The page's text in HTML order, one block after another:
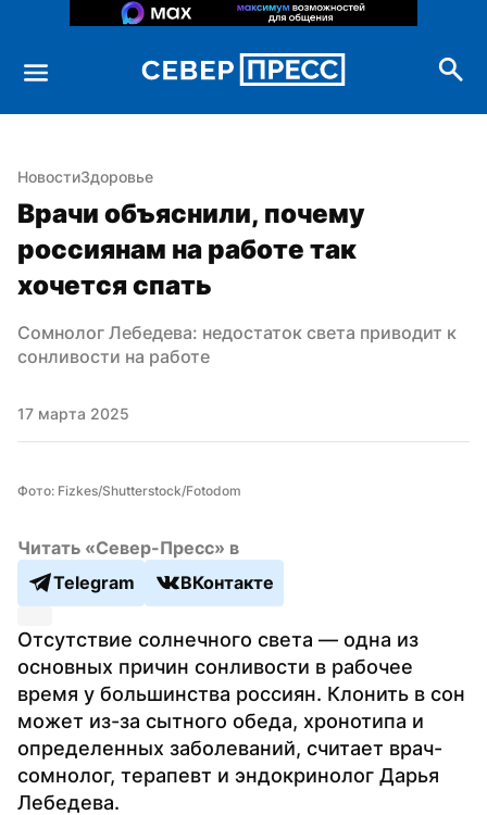
НовостиЗдоровье
Врачи объяснили, почему
россиянам на работе так
хочется спать
Сомнолог Лебедева: недостаток света приводит к
сонливости на работе
17 марта 2025
Фото: Fizkes/Shutterstock/Fotodom
Читать «Север-Пресс» в
Telegram
ВКонтакте
Отсутствие солнечного света — одна из
основных причин сонливости в рабочее
время у большинства россиян. Клонить в сон
может из-за сытного обеда, хронотипа и
определенных заболеваний, считает врач-
сомнолог, терапевт и эндокринолог Дарья
Лебедева.